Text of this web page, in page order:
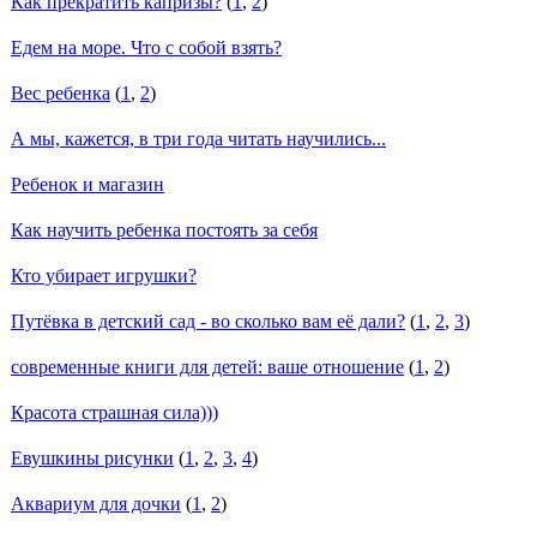
Едем на море. Что с собой взять?
Вес ребенка (1 , 2)
А мы, кажется, в три года читать научились...
Ребенок и магазин
Как научить ребенка постоять за себя
Кто убирает игрушки?
Путёвка в детский сад - во сколько вам её дали? (1 , 2, 3)
современные книги для детей: ваше отношение (1 , 2)
Красота страшная сила)))
Евушкины рисунки (1 , 2, 3, 4)
Аквариум для дочки (1 , 2)